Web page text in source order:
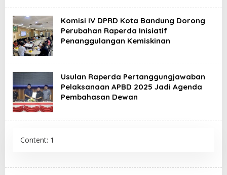
Komisi IV DPRD Kota Bandung Dorong
Perubahan Raperda Inisiatif
Penanggulangan Kemiskinan
Usulan Raperda Pertanggungjawaban
Pelaksanaan APBD 2025 Jadi Agenda
Pembahasan Dewan
Content: 1